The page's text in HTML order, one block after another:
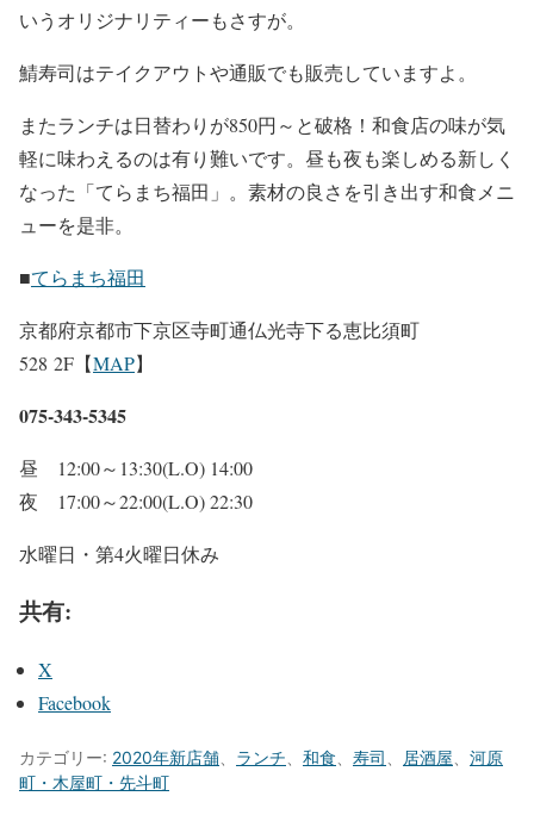
いうオリジナリティーもさすが。
鯖寿司はテイクアウトや通販でも販売していますよ。
またランチは日替わりが850円～と破格！和食店の味が気
軽に味わえるのは有り難いです。昼も夜も楽しめる新しく
なった「てらまち福田」。素材の良さを引き出す和食メニ
ューを是非。
■てらまち福田
京都府京都市下京区寺町通仏光寺下る恵比須町
528 2F【MAP】
075-343-5345
昼 12:00～13:30(L.O) 14:00
夜 17:00～22:00(L.O) 22:30
水曜日・第4火曜日休み
共有:
X
Facebook
カテゴリー: 2020年新店舗 ランチ 和食 寿司 居酒屋
河原
町・木屋町・先斗町